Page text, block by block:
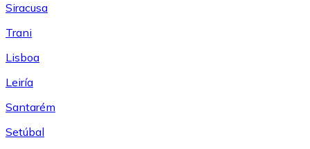
Siracusa
Trani
Lisboa
Leiría
Santarém
Setúbal